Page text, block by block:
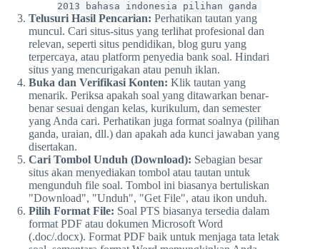
2013 bahasa indonesia pilihan ganda
Telusuri Hasil Pencarian: Perhatikan tautan yang
muncul. Cari situs-situs yang terlihat profesional dan
relevan, seperti situs pendidikan, blog guru yang
terpercaya, atau platform penyedia bank soal. Hindari
situs yang mencurigakan atau penuh iklan.
Buka dan Verifikasi Konten: Klik tautan yang
menarik. Periksa apakah soal yang ditawarkan benar-
benar sesuai dengan kelas, kurikulum, dan semester
yang Anda cari. Perhatikan juga format soalnya (pilihan
ganda, uraian, dll.) dan apakah ada kunci jawaban yang
disertakan.
Cari Tombol Unduh (Download): Sebagian besar
situs akan menyediakan tombol atau tautan untuk
mengunduh file soal. Tombol ini biasanya bertuliskan
"Download", "Unduh", "Get File", atau ikon unduh.
Pilih Format File: Soal PTS biasanya tersedia dalam
format PDF atau dokumen Microsoft Word
(.doc/.docx). Format PDF baik untuk menjaga tata letak